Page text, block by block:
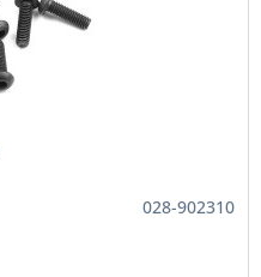
028-902310